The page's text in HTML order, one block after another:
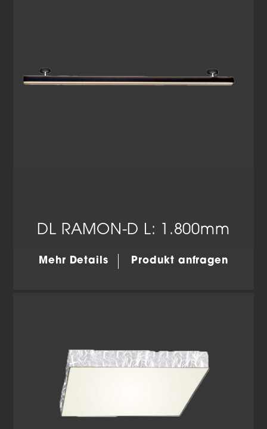
DL RAMON-D L: 1.800mm
Mehr Details Produkt anfragen